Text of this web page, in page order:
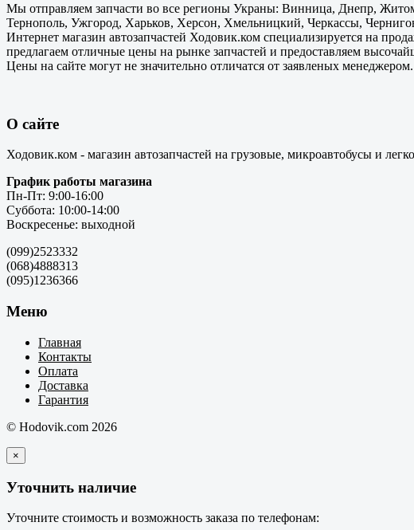
Мы отправляем запчасти во все регионы Украны: Винница, Днепр,
Тернополь, Ужгород, Харьков, Херсон, Хмельницкий, Черкассы,
Интернет магазин автозапчастей Ходовик.ком специализируется на
предлагаем отличные цены на рынке запчастей и предоставляем
Цены на сайте могут не значительно отличатся от заявленых менеджером.
О сайте
Ходовик.ком - магазин автозапчастей на грузовые, микроавтобусы и
График работы магазина
Пн-Пт: 9:00-16:00
Суббота: 10:00-14:00
Воскресенье: выходной
(099)2523332
(068)4888313
(095)1236366
Меню
Главная
Контакты
Оплата
Доставка
Гарантия
© Hodovik.com 2026
×
Уточнить наличие
Уточните стоимость и возможность заказа по телефонам: